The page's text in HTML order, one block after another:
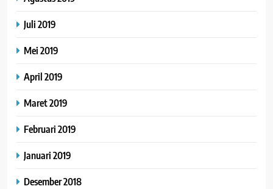
Juli 2019
Mei 2019
April 2019
Maret 2019
Februari 2019
Januari 2019
Desember 2018